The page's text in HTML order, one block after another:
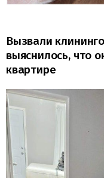
Вызвали
выяснилось, что
квартире